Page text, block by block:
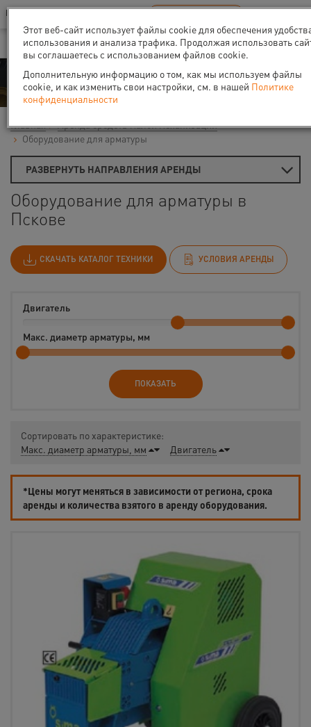
Ваш город:Псков
В Вашем регионе нет наших офисов RU EN
Аренда
Главная
Аренда средств малой механизации
Оборудование для арматуры
РАЗВЕРНУТЬ НАПРАВЛЕНИЯ АРЕНДЫ
Оборудование для арматуры в
Пскове
СКАЧАТЬ КАТАЛОГ ТЕХНИКИ УСЛОВИЯ АРЕНДЫ
Двигатель
Макс. диаметр арматуры, мм
ПОКАЗАТЬ
Сортировать по характеристике:
Макс. диаметр арматуры, мм
Двигатель
*Цены могут меняться в зависимости от региона, срока
аренды и количества взятого в аренду оборудования.
Этот веб-сайт использует файлы cookie для обеспечения
использования и анализа трафика. Продолжая использовать
вы соглашаетесь с использованием файлов cookie.
Дополнительную информацию о том, как мы используем файлы
cookie, и как изменить свои настройки, см. в нашей Политике
конфиденциальности